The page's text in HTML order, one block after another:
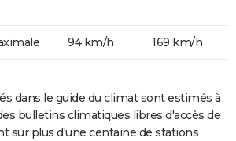
94 km/h 169 km/h
dans le guide du climat sont estimés à
bulletins climatiques libres d'accès de
sur plus d'une centaine de stations